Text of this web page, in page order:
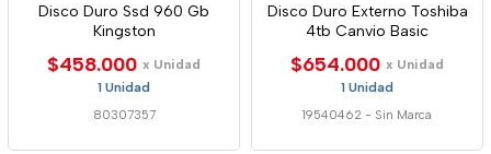
Disco Duro Ssd 960 Gb
Kingston
$458.000 x Unidad
1 Unidad
80307357
Disco Duro Externo Toshiba
4tb Canvio Basic
$654.000 x Unidad
1 Unidad
19540462 - Sin Marca